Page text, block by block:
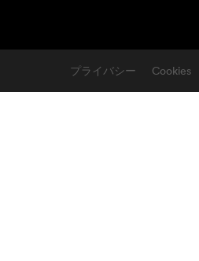
プライバシー Cookies